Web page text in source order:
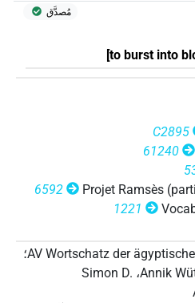
(
1
)
| 1×
V\res-3sg.m
مُصدَّق
[to burst into
C2895
61240
Projet Ramsès
6592
1221
AV Wortschatz der؛
Annik، Simon D.